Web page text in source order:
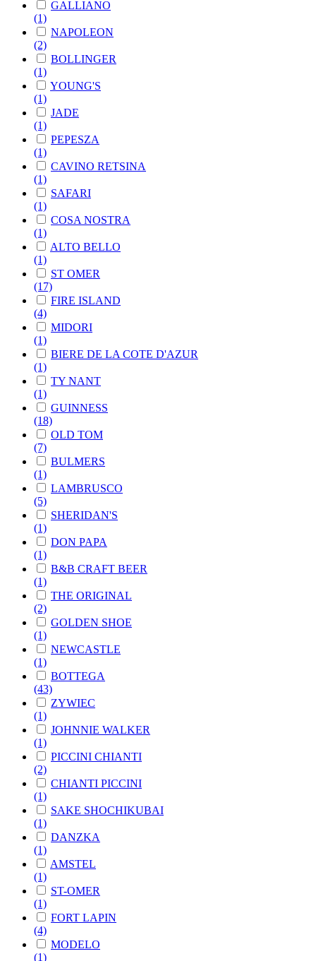
GALLIANO
(1)
NAPOLEON
(2)
BOLLINGER
(1)
YOUNG'S
(1)
JADE
(1)
PEPESZA
(1)
CAVINO RETSINA
(1)
SAFARI
(1)
COSA NOSTRA
(1)
ALTO BELLO
(1)
ST OMER
(17)
FIRE ISLAND
(4)
MIDORI
(1)
BIERE DE LA COTE D'AZUR
(1)
TY NANT
(1)
GUINNESS
(18)
OLD TOM
(7)
BULMERS
(1)
LAMBRUSCO
(5)
SHERIDAN'S
(1)
DON PAPA
(1)
B&B CRAFT BEER
(1)
THE ORIGINAL
(2)
GOLDEN SHOE
(1)
NEWCASTLE
(1)
BOTTEGA
(43)
ZYWIEC
(1)
JOHNNIE WALKER
(1)
PICCINI CHIANTI
(2)
CHIANTI PICCINI
(1)
SAKE SHOCHIKUBAI
(1)
DANZKA
(1)
AMSTEL
(1)
ST-OMER
(1)
FORT LAPIN
(4)
MODELO
(1)